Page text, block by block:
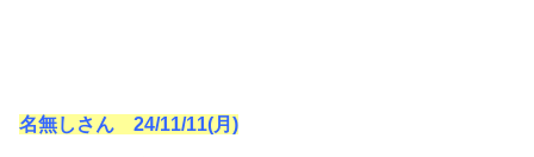
名無しさん 24/11/11(月)